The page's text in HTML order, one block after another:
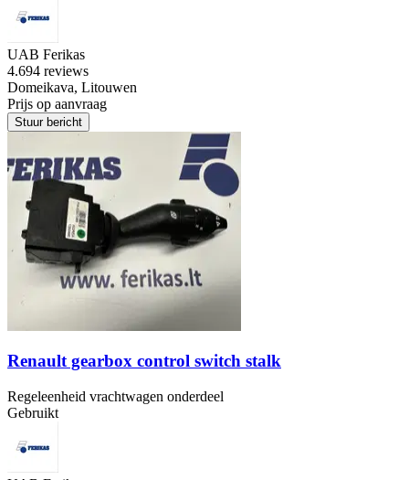
UAB Ferikas
4.694 reviews
Domeikava, Litouwen
Prijs op aanvraag
Stuur bericht
Renault gearbox control switch stalk
Regeleenheid vrachtwagen onderdeel
Gebruikt